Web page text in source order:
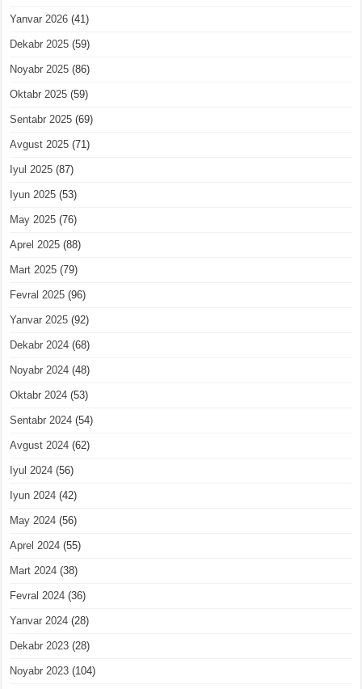
Yanvar 2026 (41)
Dekabr 2025 (59)
Noyabr 2025 (86)
Oktabr 2025 (59)
Sentabr 2025 (69)
Avgust 2025 (71)
Iyul 2025 (87)
Iyun 2025 (53)
May 2025 (76)
Aprel 2025 (88)
Mart 2025 (79)
Fevral 2025 (96)
Yanvar 2025 (92)
Dekabr 2024 (68)
Noyabr 2024 (48)
Oktabr 2024 (53)
Sentabr 2024 (54)
Avgust 2024 (62)
Iyul 2024 (56)
Iyun 2024 (42)
May 2024 (56)
Aprel 2024 (55)
Mart 2024 (38)
Fevral 2024 (36)
Yanvar 2024 (28)
Dekabr 2023 (28)
Noyabr 2023 (104)